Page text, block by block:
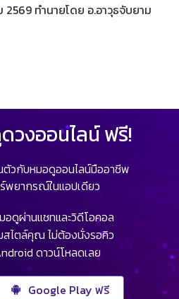
ทำนายโดย อ.อาวุธจับยาม
วงออนไลน์ ฟรี!
ตัวกับหมอดูออนไลน์มืออาชีพ
พยากรณ์ในแอปเดียว
ดูผ่านแชทและวิดีโอคอล
สไตล์คุณ ไม่ต้องนั่งรอคิว
ดาวน์โหลดเลย
Google Play ฟรี